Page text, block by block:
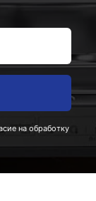
на обработку